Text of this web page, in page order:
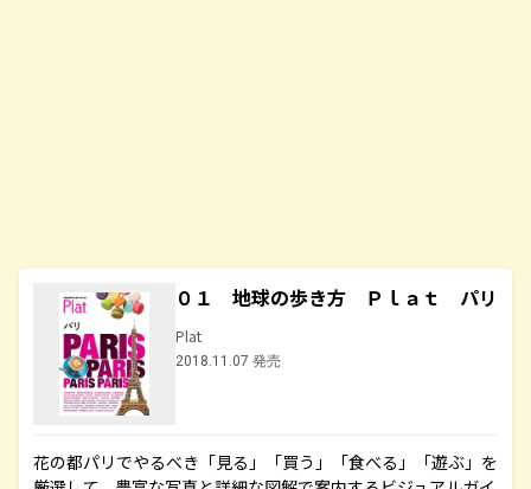
０１ 地球の歩き方 Ｐｌａｔ パリ
Plat
2018.11.07 発売
花の都パリでやるべき「見る」「買う」「食べる」「遊ぶ」を